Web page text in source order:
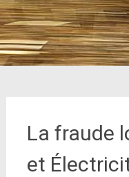
La fraude
et